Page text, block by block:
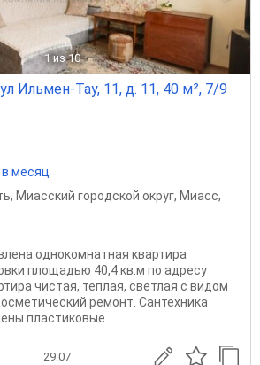
1 из 10
Ильмен-Тау, 11, д. 11, 40 м², 7/9
в месяц
, Миасский городской округ, Миасс,
однокомнатная квартира
площадью 40,4 кв.м по адресу
чистая, теплая, светлая с видом
ремонт. Сантехника
пластиковые...
29.07